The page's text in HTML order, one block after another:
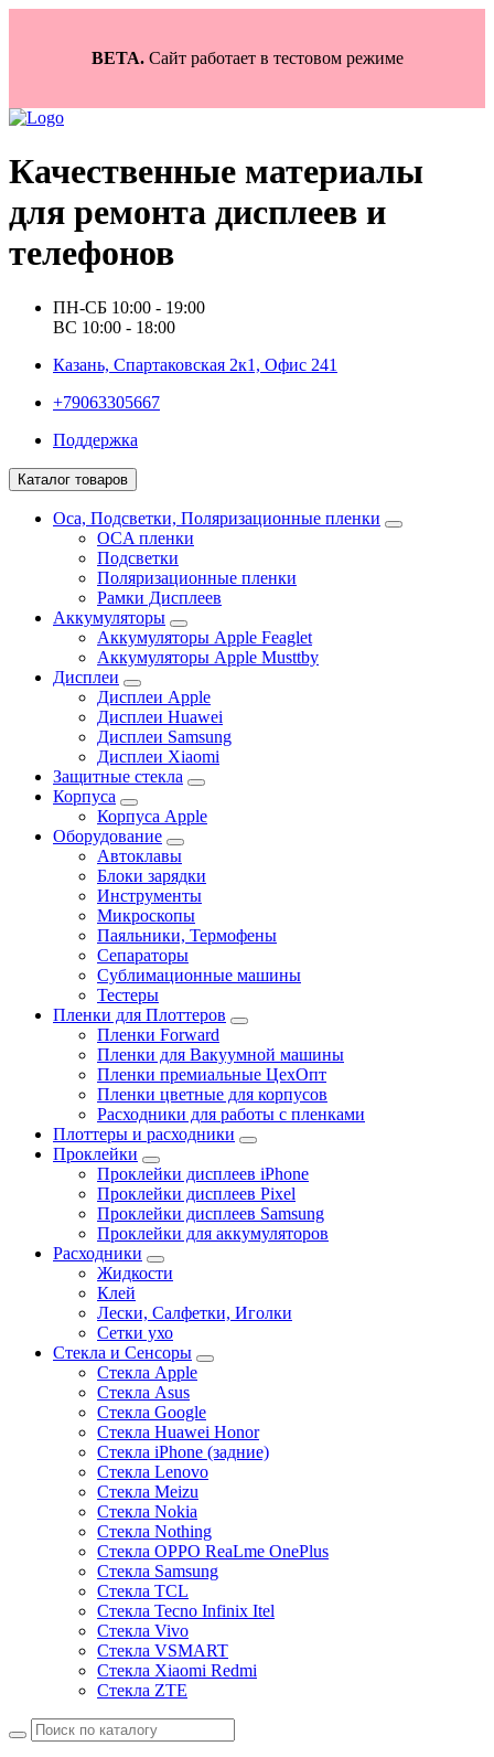
BETA.Сайт работает в тестовом режиме
Качественные материалы
для ремонта дисплеев и
телефонов
ПН-СБ 10:00 - 19:00
ВС 10:00 - 18:00
Казань, Спартаковская 2к1, Офис 241
+79063305667
Поддержка
Каталог товаров
Oca, Подсветки, Поляризационные пленки
OCA пленки
Подсветки
Поляризационные пленки
Рамки Дисплеев
Аккумуляторы
Аккумуляторы Apple Feaglet
Аккумуляторы Apple Musttby
Дисплеи
Дисплеи Apple
Дисплеи Huawei
Дисплеи Samsung
Дисплеи Xiaomi
Защитные стекла
Корпуса
Корпуса Apple
Оборудование
Автоклавы
Блоки зарядки
Инструменты
Микроскопы
Паяльники, Термофены
Сепараторы
Сублимационные машины
Тестеры
Пленки для Плоттеров
Пленки Forward
Пленки для Вакуумной машины
Пленки премиальные ЦехОпт
Пленки цветные для корпусов
Расходники для работы с пленками
Плоттеры и расходники
Проклейки
Проклейки дисплеев iPhone
Проклейки дисплеев Pixel
Проклейки дисплеев Samsung
Проклейки для аккумуляторов
Расходники
Жидкости
Клей
Лески, Салфетки, Иголки
Сетки ухо
Стекла и Сенсоры
Стекла Apple
Стекла Asus
Стекла Google
Стекла Huawei Honor
Стекла iPhone (задние)
Стекла Lenovo
Стекла Meizu
Стекла Nokia
Стекла Nothing
Стекла OPPO ReaLme OnePlus
Стекла Samsung
Стекла TCL
Стекла Tecno Infinix Itel
Стекла Vivo
Стекла VSMART
Стекла Xiaomi Redmi
Стекла ZTE